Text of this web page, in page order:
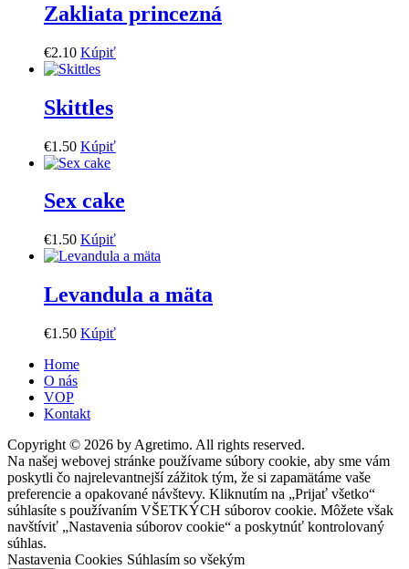
Zakliata princezná
€2.10 Kúpiť
Skittles
€1 .50 Kúpiť
Sex cake
€1 .50 Kúpiť
Levandula a mäta
€1 .50 Kúpiť
Home
O nás
VOP
Kontakt
Copyright © 2026 by Agretimo. All rights reserved.
Na našej webovej stránke používame súbory cookie, aby sme vám
poskytli čo najrelevantnejší zážitok tým, že si zapamätáme vaše
preferencie a opakované návštevy. Kliknutím na „Prijať všetko“
súhlasíte s používaním VŠETKÝCH súborov cookie. Môžete však
navštíviť „Nastavenia súborov cookie“ a poskytnúť kontrolovaný
súhlas.
Nastavenia Cookies Súhlasím so všekým